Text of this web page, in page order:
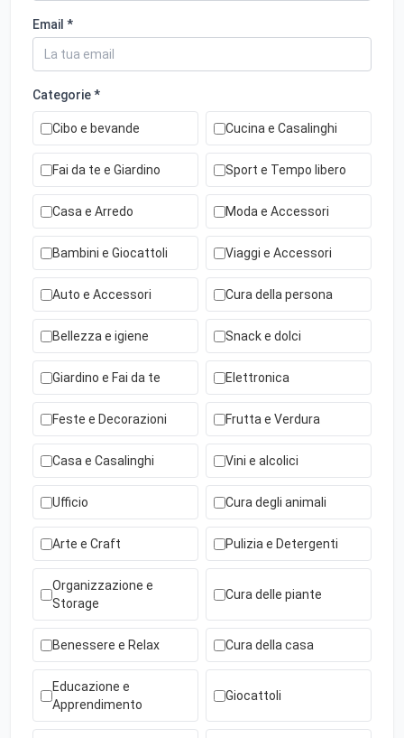
Email *
Categorie *
Cibo e bevande Cucina e Casalinghi
Fai da te e Giardino Sport e Tempo libero
Casa e Arredo Moda e Accessori
Bambini e Giocattoli Viaggi e Accessori
Auto e Accessori Cura della persona
Bellezza e igiene Snack e dolci
Giardino e Fai da te Elettronica
Feste e Decorazioni Frutta e Verdura
Casa e Casalinghi Vini e alcolici
Ufficio Cura degli animali
Arte e Craft Pulizia e Detergenti
Organizzazione e
Storage
Cura delle piante
Benessere e Relax Cura della casa
Educazione e
Apprendimento
Giocattoli